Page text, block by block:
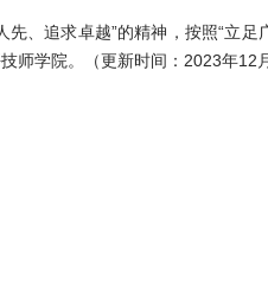
、追求卓越”的精神，按照“立足
师学院。（更新时间：2023年12